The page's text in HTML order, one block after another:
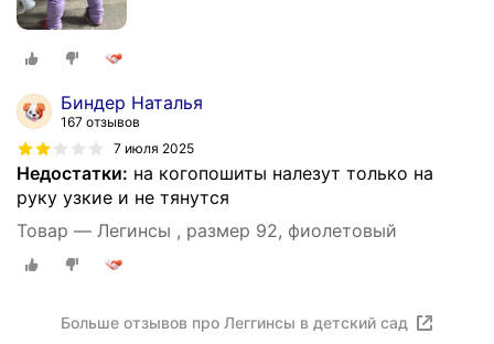
Биндер Наталья
167 отзывов
7 июля 2025
Недостатки: на когопошиты налезут только на
руку узкие и не тянутся
Товар — Легинсы , размер 92, фиолетовый
Больше отзывов про Леггинсы в детский сад